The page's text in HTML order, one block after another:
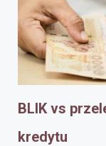
BLIK vs
kredytu